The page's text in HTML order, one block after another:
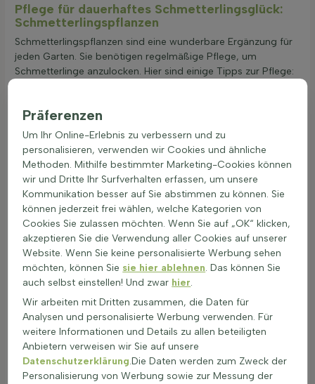
Pflege für dauerhaftes Schmetterlingsglück:
Schmetterlingspflanzen
Schmetterlingspflanzen sind eine wunderbare Ergänzung für
jeden Garten. Sie benötigen regelmäßige Pflege, um
Schmetterlinge anzulocken. Hier sind einige Tipps zur Pflege:
trockenen Perioden. Morgens oder abends gießen, um
Verdunstung zu vermeiden.
Das Beschneiden fördert das Wachstum und die Blüte.
Im Frühjahr oder nach der Blüte schneiden, um die
Pflanze in Form zu halten. Scharfe Scheren verwenden,
um Schäden zu vermeiden.
Die Düngung ist entscheidend. Im Frühjahr und Sommer
alle 4-6 Wochen mit einem ausgewogenen Dünger
versorgen, um die Blüte zu fördern.
Schmetterlingspflanzen können geteilt werden, um die
Pflanze zu verjüngen. Alle 3-4 Jahre im Frühjahr teilen,
um Platz für neues Wachstum zu schaffen.
Winterharte Schmetterlingspflanzen benötigen Schutz.
Eine Mulchschicht hilft, die Wurzeln vor Frost zu
schützen.
Beim Verpflanzen im Frühjahr oder Herbst darauf achten,
dass der Boden gut vorbereitet ist. Nach dem
Verpflanzen gut wässern und regelmäßig pflegen.
Präferenzen
Um Ihr Online-Erlebnis zu verbessern und zu
personalisieren, verwenden wir Cookies und ähnliche
Methoden. Mithilfe bestimmter Marketing-Cookies können
wir und Dritte Ihr Surfverhalten erfassen, um unsere
Kommunikation besser auf Sie abstimmen zu können. Sie
können jederzeit frei wählen, welche Kategorien von
Cookies Sie zulassen möchten. Wenn Sie auf „OK“ klicken,
akzeptieren Sie die Verwendung aller Cookies auf unserer
Website. Wenn Sie keine personalisierte Werbung sehen
möchten, können Sie sie hier ablehnen. Das können Sie
auch selbst einstellen! Und zwar hier.
Wir arbeiten mit Dritten zusammen, die Daten für
Analysen und personalisierte Werbung verwenden. Für
weitere Informationen und Details zu allen beteiligten
Anbietern verweisen wir Sie auf unsere
Datenschutzerklärung.Die Daten werden zum Zweck der
Personalisierung von Werbung sowie zur Messung der